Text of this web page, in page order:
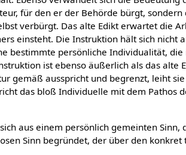
für den er der Behörde bürgt,
verbürgt. Das alte Edikt erwartet die
einsteht. Die Instruktion hält sich nicht
bestimmte persönliche Individualität, die
ist ebenso äußerlich als das alte
gemäß ausspricht und begrenzt, leiht
das bloß Individuelle mit dem Pathos
aus einem persönlich gemeinten Sinn,
Sinn begründet, der über den konkret